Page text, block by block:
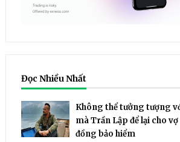
Đọc Nhiều Nhất
Không thể tưởng tượng
mà Trần Lập để lại cho
đồng bảo hiểm